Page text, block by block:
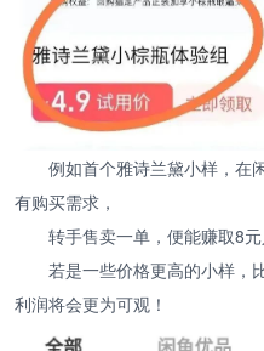
例如首个雅诗兰黛小样，在
有购买需求，
转手售卖一单，便能赚取8元
若是一些价格更高的小样，
利润将会更为可观！